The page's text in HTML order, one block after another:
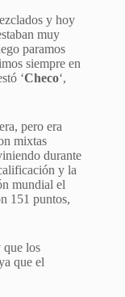
y hoy
muy
paramos
siempre en
‘Checo‘,
pero era
mixtas
durante
y la
mundial el
151 puntos,
que los
que el